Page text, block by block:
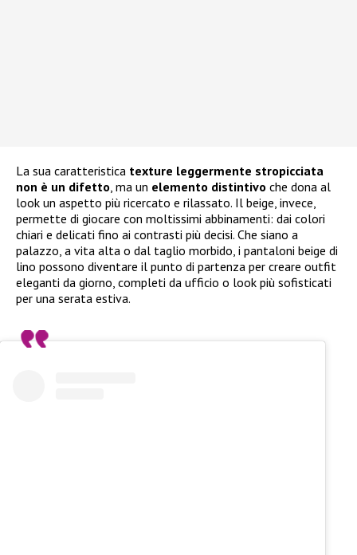
La sua caratteristica texture leggermente stropicciata
non è un difetto , ma un elemento distintivo che dona al
look un aspetto più ricercato e rilassato. Il beige, invece,
permette di giocare con moltissimi abbinamenti: dai colori
chiari e delicati fino ai contrasti più decisi. Che siano a
palazzo, a vita alta o dal taglio morbido, i pantaloni beige di
lino possono diventare il punto di partenza per creare outfit
eleganti da giorno, completi da ufficio o look più sofisticati
per una serata estiva.